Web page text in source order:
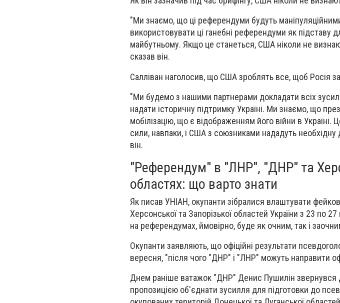
"Ми знаємо, що ці референдуми будуть
використовувати ці ганебні референдуми як підставу
майбутньому. Якщо це станеться, США ніколи не
сказав він.
Салліван наголосив, що США зроблять все, щоб Росія
"Ми будемо з нашими партнерами докладати всіх
надати історичну підтримку Україні. Ми знаємо, що
мобілізацію, що є відображенням його війни в Україні.
сили, навпаки, і США з союзниками нададуть
він.
"Референдум" в "ЛНР", "ДНР" та
областях: що варто знати
Як писав УНІАН, окупанти зібралися влаштувати
Херсонської та Запорізької областей України з 23 по
на референдумах, ймовірно, буде як очним, так і
Окупанти заявляють, що офіційні результати
вересня, "після чого "ДНР" і "ЛНР" можуть направити
Днем раніше ватажок "ДНР" Денис Пушилін звернувся
пропозицією об'єднати зусилля для підготовки до